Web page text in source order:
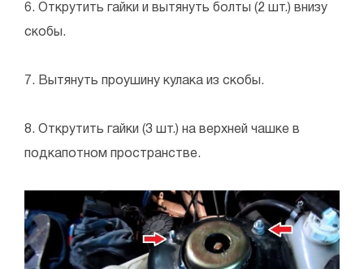
6. Открутить гайки и вытянуть болты (2 шт.) внизу
скобы.
7. Вытянуть проушину кулака из скобы.
8. Открутить гайки (3 шт.) на верхней чашке в
подкапотном пространстве.